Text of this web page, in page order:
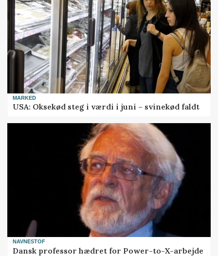
MARKED
USA: Oksekød steg i værdi i juni – svinekød faldt
NAVNESTOF
Dansk professor hædret for Power-to-X-arbejde